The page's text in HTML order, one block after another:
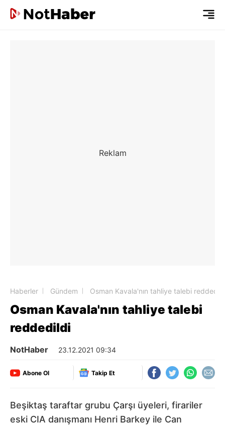
Haberler Gündem Osman Kavala'nın tahliye talebi
Osman Kavala'nın tahliye talebi
reddedildi
NotHaber 23.12.2021 09:34
Abone Ol Takip Et
Beşiktaş taraftar grubu Çarşı üyeleri, firariler
eski CIA danışmanı Henri Barkey ile Can